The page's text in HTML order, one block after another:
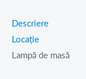
Descriere
Locație
Lampă de masă